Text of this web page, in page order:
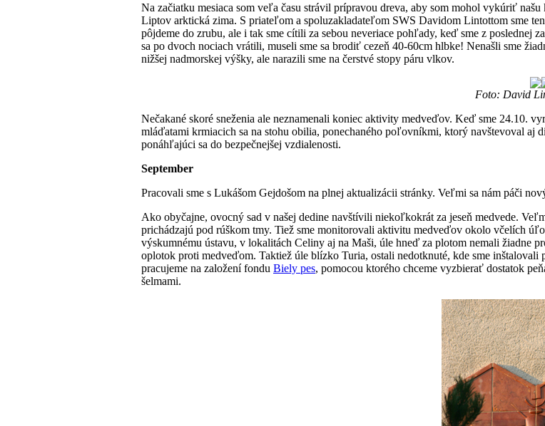
Na začiatku mesiaca som veľa času strávil prípravou dreva, aby som mohol vykúriť
Liptov arktická zima. S priateľom a spoluzakladateľom SWS Davidom Lintottom sme
pôjdeme do zrubu, ale i tak sme cítili za sebou neveriace pohľady, keď sme z poslednej
sa po dvoch nociach vrátili, museli sme sa brodiť cezeň 40-60cm hlbke! Nenašli sme
nižšej nadmorskej výšky, ale narazili sme na čerstvé stopy páru vlkov.
Foto: David
Nečakané skoré sneženia ale neznamenali koniec aktivity medveďov. Keď sme 24.10.
mláďatami krmiacich sa na stohu obilia, ponechaného poľovníkmi, ktorý navštevoval
ponáhľajúci sa do bezpečnejšej vzdialenosti.
September
Pracovali sme s Lukášom Gejdošom na plnej aktualizácii stránky. Veľmi sa nám páči
Ako obyčajne, ovocný sad v našej dedine navštívili niekoľkokrát za jeseň medvede.
prichádzajú pod rúškom tmy. Tiež sme monitorovali aktivitu medveďov okolo včelích
výskumnému ústavu, v lokalitách Celiny aj na Maši, úle hneď za plotom nemali
oplotok proti medveďom. Taktiež úle blízko Turia, ostali nedotknuté, kde sme
pracujeme na založení fondu Biely pes, pomocou ktorého chceme vyzbierať dostatok
šelmami.